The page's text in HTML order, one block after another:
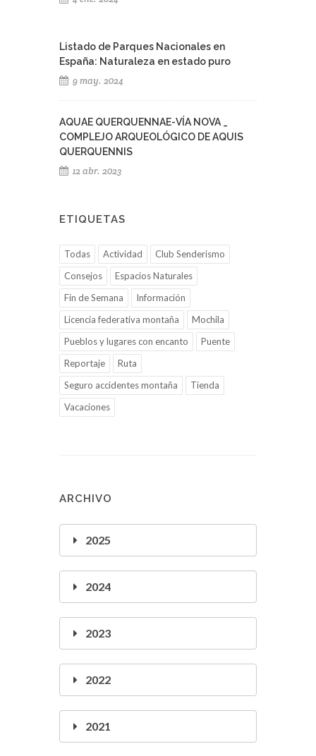
Listado de Parques Nacionales en
España: Naturaleza en estado puro
9 may. 2024
AQUAE QUERQUENNAE-VÍA NOVA _
COMPLEJO ARQUEOLÓGICO DE AQUIS
QUERQUENNIS
12 abr. 2023
ETIQUETAS
Todas Actividad
Club Senderismo
Consejos
Espacios Naturales
Fin de Semana
Información
Licencia federativa montaña
Mochila
Pueblos y lugares con encanto
Puente
Reportaje
Ruta
Seguro accidentes montaña
Tienda
Vacaciones
ARCHIVO
2025
2024
2023
2022
2021